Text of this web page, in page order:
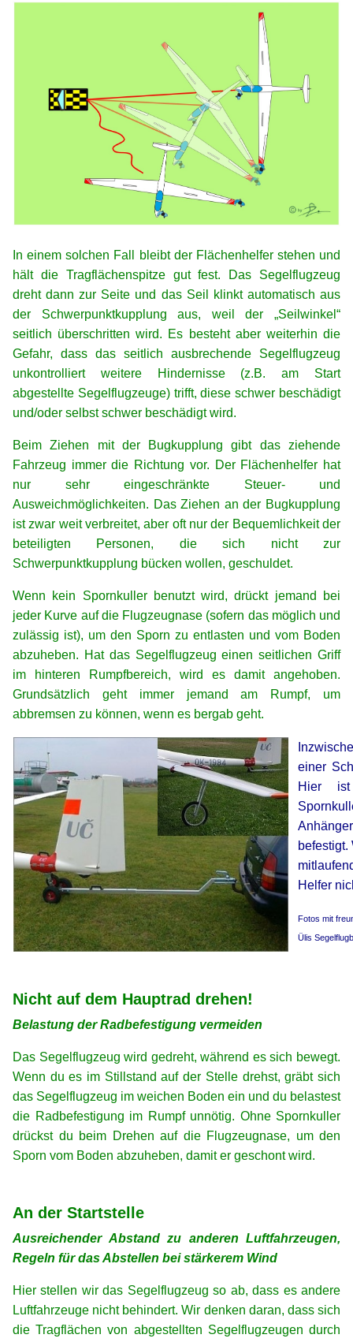
In einem solchen Fall bleibt der Flächenhelfer stehen und
hält die Tragflächenspitze gut fest. Das Segelflugzeug
dreht dann zur Seite und das Seil klinkt automatisch aus
der Schwerpunktkupplung aus, weil der „Seilwinkel“
seitlich überschritten wird. Es besteht aber weiterhin die
Gefahr, dass das seitlich ausbrechende Segelflugzeug
unkontrolliert weitere Hindernisse (z.B. am Start
abgestellte Segelflugzeuge) trifft, diese schwer beschädigt
und/oder selbst schwer beschädigt wird.
Beim Ziehen mit der Bugkupplung gibt das ziehende
Fahrzeug immer die Richtung vor. Der Flächenhelfer hat
nur sehr eingeschränkte Steuer- und
Ausweichmöglichkeiten. Das Ziehen an der Bugkupplung
ist zwar weit verbreitet, aber oft nur der Bequemlichkeit der
beteiligten Personen, die sich nicht zur
Schwerpunktkupplung bücken wollen, geschuldet.
Wenn kein Spornkuller benutzt wird, drückt jemand bei
jeder Kurve auf die Flugzeugnase (sofern das möglich und
zulässig ist), um den Sporn zu entlasten und vom Boden
abzuheben. Hat das Segelflugzeug einen seitlichen Griff
im hinteren Rumpfbereich, wird es damit angehoben.
Grundsätzlich geht immer jemand am Rumpf, um
abbremsen zu können, wenn es bergab geht.
einer
Hier ist
Helfer
Fotos mit
Ülis
Nicht auf dem Hauptrad drehen!
Belastung der Radbefestigung vermeiden
Das Segelflugzeug wird gedreht, während es sich bewegt.
Wenn du es im Stillstand auf der Stelle drehst, gräbt sich
das Segelflugzeug im weichen Boden ein und du belastest
die Radbefestigung im Rumpf unnötig. Ohne Spornkuller
drückst du beim Drehen auf die Flugzeugnase, um den
Sporn vom Boden abzuheben, damit er geschont wird.
An der Startstelle
Ausreichender Abstand zu anderen Luftfahrzeugen,
Regeln für das Abstellen bei stärkerem Wind
Hier stellen wir das Segelflugzeug so ab, dass es andere
Luftfahrzeuge nicht behindert. Wir denken daran, dass sich
die Tragflächen von abgestellten Segelflugzeugen durch